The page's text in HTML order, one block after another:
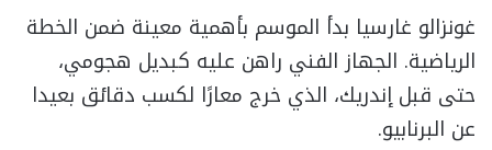
غونزالو غارسيا بدأ الموسم بأهمية معينة ضمن الخطة
الرياضية. الجهاز الفني راهن عليه كبديل هجومي،
حتى قبل إندريك، الذي خرج معارًا لكسب دقائق بعيدا
عن البرنابيو.